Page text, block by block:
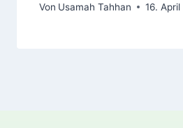
Von Usamah Tahhan 16.